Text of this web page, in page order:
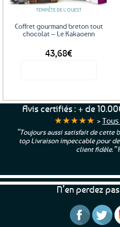
TEMPÊTE DE L'OUEST
Coffret gourmand breton tout
chocolat – Le Kakaoenn
43,68€
Avis certifiés : + de
★★★★★ >
“Toujours aussi satisfait de cette
top Livraison impeccable pour
client fidèle.”
N’en perdez